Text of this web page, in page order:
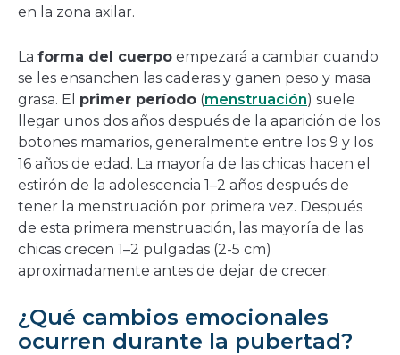
en la zona axilar.
La forma del cuerpo empezará a cambiar cuando
se les ensanchen las caderas y ganen peso y masa
grasa. El primer período (menstruación) suele
llegar unos dos años después de la aparición de los
botones mamarios, generalmente entre los 9 y los
16 años de edad. La mayoría de las chicas hacen el
estirón de la adolescencia 1–2 años después de
tener la menstruación por primera vez. Después
de esta primera menstruación, las mayoría de las
chicas crecen 1–2 pulgadas (2-5 cm)
aproximadamente antes de dejar de crecer.
¿Qué cambios emocionales
ocurren durante la pubertad?